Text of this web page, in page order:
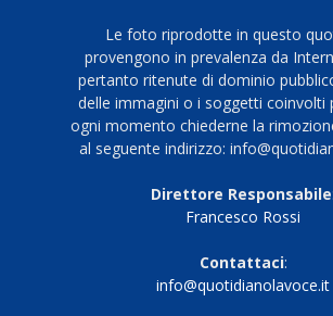
Le foto riprodotte in questo
provengono in prevalenza da
pertanto ritenute di dominio
delle immagini o i soggetti coinvolti
ogni momento chiederne la
al seguente indirizzo:
Direttore Responsabile
Francesco Rossi
Contattaci:
info@quotidianolavoce.it